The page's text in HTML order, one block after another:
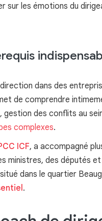
sur les émotions du
dans des
de comprendre
des conflits au
complexes.
ICF, a accompagné
ministres, des députés
dans le quartier
.